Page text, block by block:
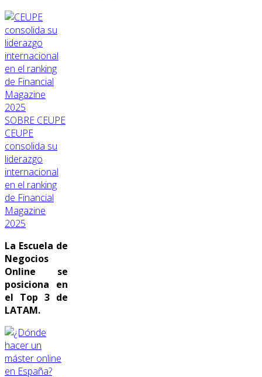
SOBRE CEUPE
CEUPE
consolida su
liderazgo
internacional
en el ranking
de Financial
Magazine
2025
La Escuela de
Negocios
Online se
posiciona en
el Top 3 de
LATAM.